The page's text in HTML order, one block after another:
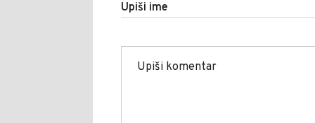
Upiši ime